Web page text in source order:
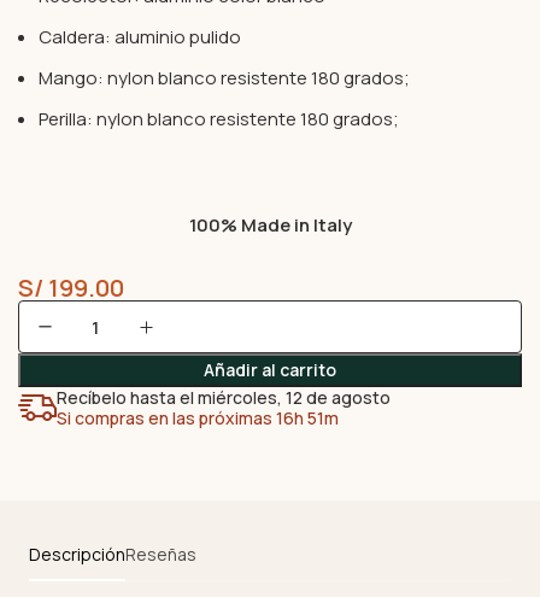
Caldera: aluminio pulido
Mango: nylon blanco resistente 180 grados;
Perilla: nylon blanco resistente 180 grados;
100% Made in Italy
S/ 199.00
Añadir al carrito
Recíbelo hasta el miércoles, 12 de agosto
Si compras en las próximas 16h 51m
DescripciónReseñas